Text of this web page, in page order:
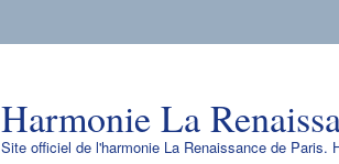
Harmonie La
Site officiel de l'harmonie La Renaissance de Paris.